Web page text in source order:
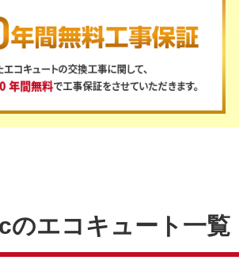
のエコキュート一覧